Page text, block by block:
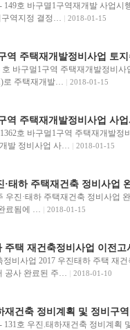
149호 바구멸1구역재개발 사업시
구역지정 결정…
2018-01-15
역 주택재개발정비사업 토
호 바구멀1구역 주택재개발정비
로 주택재개발…
2018-01-15
역 주택재개발정비사업 사
호 바구멀1구역 주택재개발
발 정비사업 사…
2018-01-15
·태하 주택재건축 정비사업
우진·태하 주택재건축 정비사업
료됨에 …
2018-01-15
주택 재건축정비사업 이전고
비사업 2017 우진태하 주택 재
공사 완료된 주…
2018-01-10
재건축 정비계획 및 정비구
131호 우진.태하재건축 정비계획